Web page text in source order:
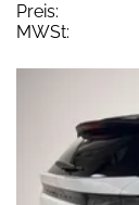
Preis:
MWSt: